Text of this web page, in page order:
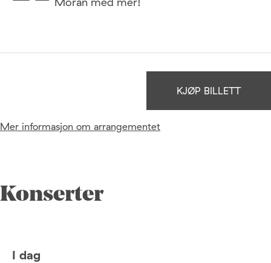
KJØP BILLETT
Mer informasjon om arrangementet
Konserter
I dag